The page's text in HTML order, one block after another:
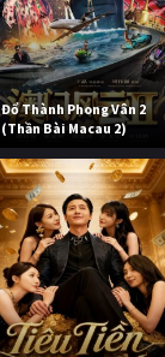
Đổ Thành Phong Vân 2
(Thần Bài Macau 2)